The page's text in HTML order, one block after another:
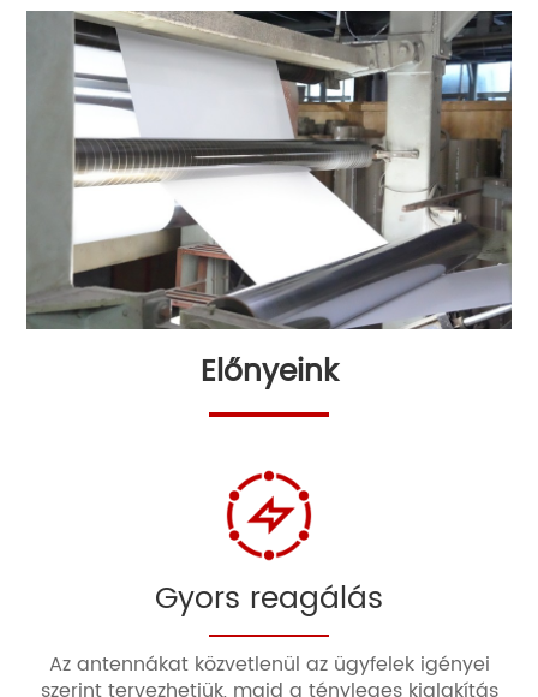
Előnyeink
Gyors reagálás
Az antennákat közvetlenül az ügyfelek igényei
szerint tervezhetjük, majd a tényleges kialakítás